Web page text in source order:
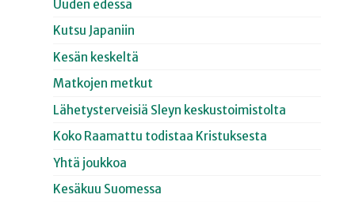
Uuden edessä
Kutsu Japaniin
Kesän keskeltä
Matkojen metkut
Lähetysterveisiä Sleyn keskustoimistolta
Koko Raamattu todistaa Kristuksesta
Yhtä joukkoa
Kesäkuu Suomessa